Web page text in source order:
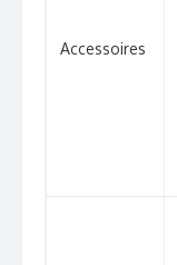
Accessoires